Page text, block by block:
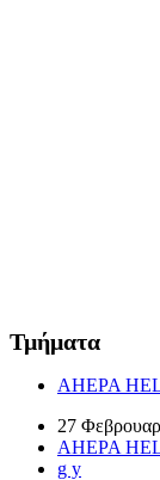
Τμήματα
AHEPA
27
AHEPA
g y